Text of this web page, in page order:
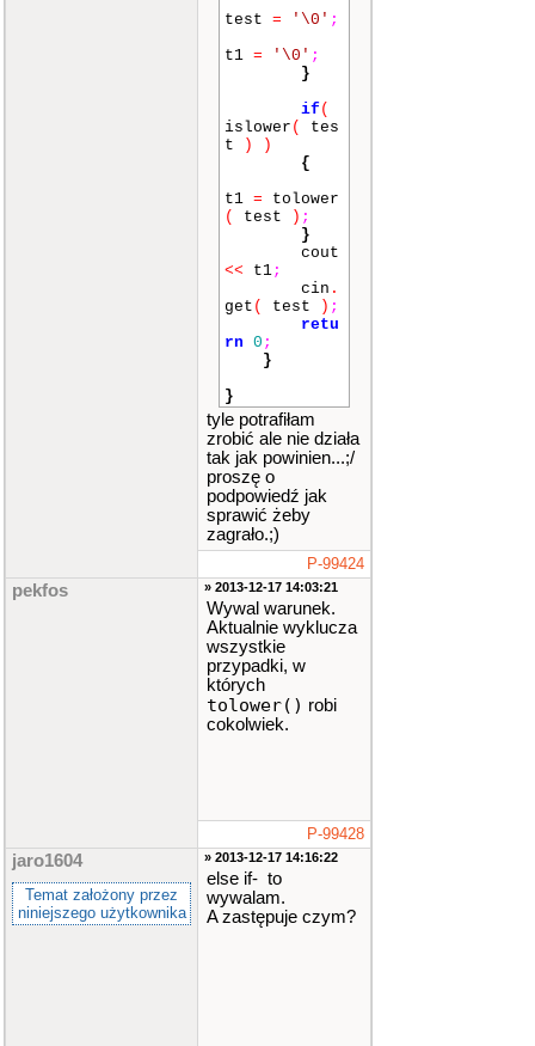
test = '\0' ;
t1 = '\0' ;
}
if (
islower (
tes
t
)
)
{
t1 = tolower
(
test ) ;
}
cout
<< t1;
cin .
get ( test ) ;
retu
rn 0 ;
}
}
tyle potrafiłam
zrobić ale nie działa
tak jak powinien...;/
proszę o
podpowiedź jak
sprawić żeby
zagrało.;)
P-99424
pekfos » 2013-12-17 14:03:21
Wywal warunek.
Aktualnie wyklucza
wszystkie
przypadki, w
których
tolower() robi
cokolwiek.
P-99428
jaro1604
Temat założony przez
niniejszego użytkownika
» 2013-12-17 14:16:22
else if- to
wywalam.
A zastępuje czym?